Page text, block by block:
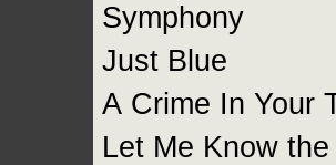
Symphony
Just Blue
А Crime In Your
Let Me Know